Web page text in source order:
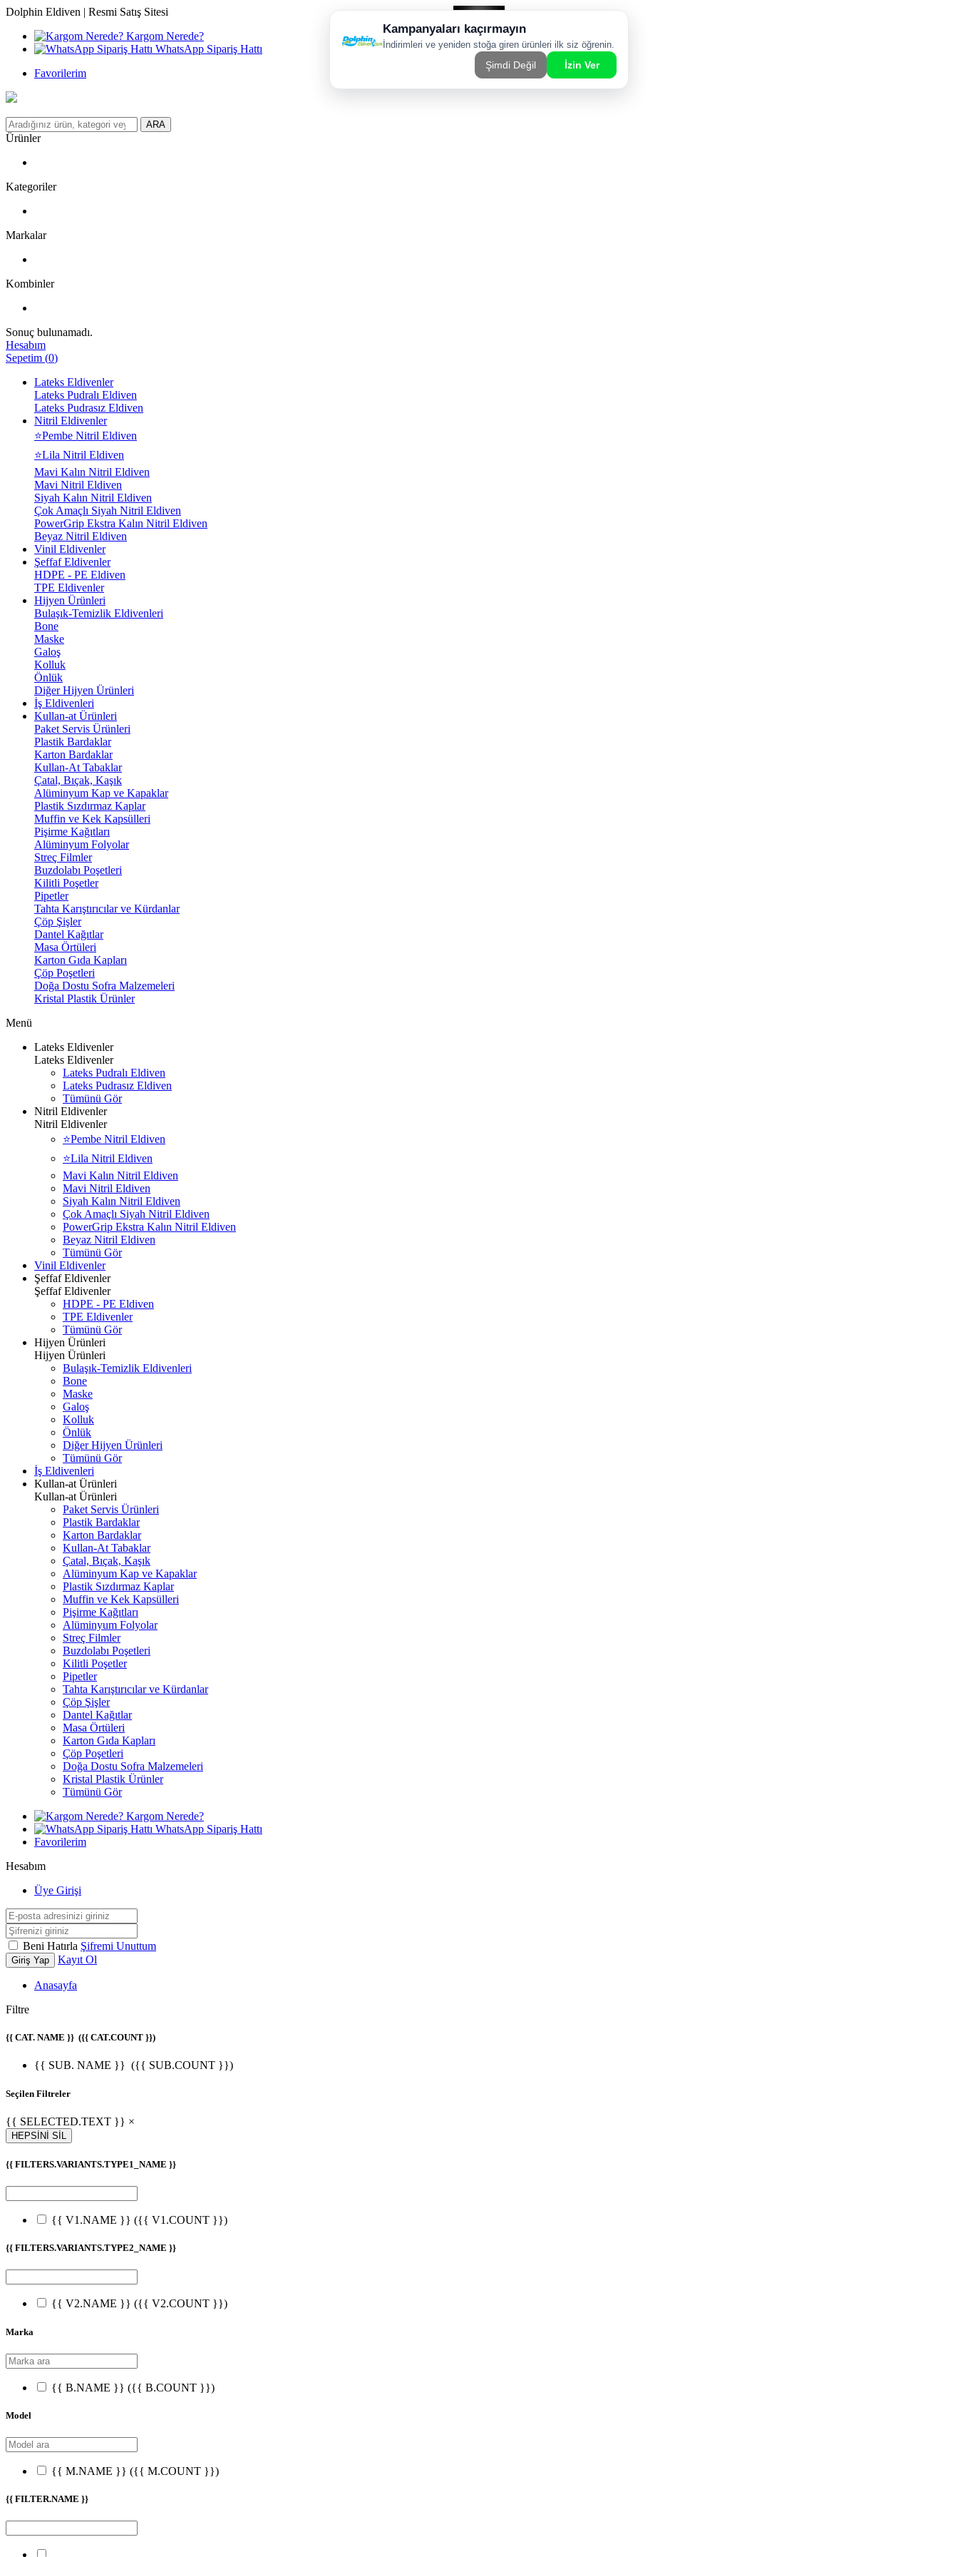
Dolphin Eldiven | Resmi Satış Sitesi
Kargom Nerede?
WhatsApp Sipariş Hattı
Favorilerim
ARA
Ürünler
Kategoriler
Markalar
Kombinler
Sonuç bulunamadı.
Hesabım
Sepetim (0)
Lateks Eldivenler
Lateks Pudralı Eldiven
Lateks Pudrasız Eldiven
Nitril Eldivenler
⭐Pembe Nitril Eldiven
⭐Lila Nitril Eldiven
Mavi Kalın Nitril Eldiven
Mavi Nitril Eldiven
Siyah Kalın Nitril Eldiven
Çok Amaçlı Siyah Nitril Eldiven
PowerGrip Ekstra Kalın Nitril Eldiven
Beyaz Nitril Eldiven
Vinil Eldivenler
Şeffaf Eldivenler
HDPE - PE Eldiven
TPE Eldivenler
Hijyen Ürünleri
Bulaşık-Temizlik Eldivenleri
Bone
Maske
Galoş
Kolluk
Önlük
Diğer Hijyen Ürünleri
İş Eldivenleri
Kullan-at Ürünleri
Paket Servis Ürünleri
Plastik Bardaklar
Karton Bardaklar
Kullan-At Tabaklar
Çatal, Bıçak, Kaşık
Alüminyum Kap ve Kapaklar
Plastik Sızdırmaz Kaplar
Muffin ve Kek Kapsülleri
Pişirme Kağıtları
Alüminyum Folyolar
Streç Filmler
Buzdolabı Poşetleri
Kilitli Poşetler
Pipetler
Tahta Karıştırıcılar ve Kürdanlar
Çöp Şişler
Dantel Kağıtlar
Masa Örtüleri
Karton Gıda Kapları
Çöp Poşetleri
Doğa Dostu Sofra Malzemeleri
Kristal Plastik Ürünler
Menü
Lateks Eldivenler
Lateks Eldivenler
Lateks Pudralı Eldiven
Lateks Pudrasız Eldiven
Tümünü Gör
Nitril Eldivenler
Nitril Eldivenler
⭐Pembe Nitril Eldiven
⭐Lila Nitril Eldiven
Mavi Kalın Nitril Eldiven
Mavi Nitril Eldiven
Siyah Kalın Nitril Eldiven
Çok Amaçlı Siyah Nitril Eldiven
PowerGrip Ekstra Kalın Nitril Eldiven
Beyaz Nitril Eldiven
Tümünü Gör
Vinil Eldivenler
Şeffaf Eldivenler
Şeffaf Eldivenler
HDPE - PE Eldiven
TPE Eldivenler
Tümünü Gör
Hijyen Ürünleri
Hijyen Ürünleri
Bulaşık-Temizlik Eldivenleri
Bone
Maske
Galoş
Kolluk
Önlük
Diğer Hijyen Ürünleri
Tümünü Gör
İş Eldivenleri
Kullan-at Ürünleri
Kullan-at Ürünleri
Paket Servis Ürünleri
Plastik Bardaklar
Karton Bardaklar
Kullan-At Tabaklar
Çatal, Bıçak, Kaşık
Alüminyum Kap ve Kapaklar
Plastik Sızdırmaz Kaplar
Muffin ve Kek Kapsülleri
Pişirme Kağıtları
Alüminyum Folyolar
Streç Filmler
Buzdolabı Poşetleri
Kilitli Poşetler
Pipetler
Tahta Karıştırıcılar ve Kürdanlar
Çöp Şişler
Dantel Kağıtlar
Masa Örtüleri
Karton Gıda Kapları
Çöp Poşetleri
Doğa Dostu Sofra Malzemeleri
Kristal Plastik Ürünler
Tümünü Gör
Kargom Nerede?
WhatsApp Sipariş Hattı
Favorilerim
Hesabım
Üye Girişi
Beni Hatırla Şifremi Unuttum
Giriş Yap Kayıt Ol
Anasayfa
Filtre
{{ CAT. NAME }} ({{ CAT.COUNT }})
{{ SUB. NAME }} ({{ SUB.COUNT }})
Seçilen Filtreler
{{ SELECTED.TEXT }} ×
HEPSİNİ SİL
{{ FILTERS.VARIANTS.TYPE1_NAME }}
{{ V1.NAME }} ({{ V1.COUNT }})
{{ FILTERS.VARIANTS.TYPE2_NAME }}
{{ V2.NAME }} ({{ V2.COUNT }})
Marka
{{ B.NAME }} ({{ B.COUNT }})
Model
{{ M.NAME }} ({{ M.COUNT }})
{{ FILTER.NAME }}